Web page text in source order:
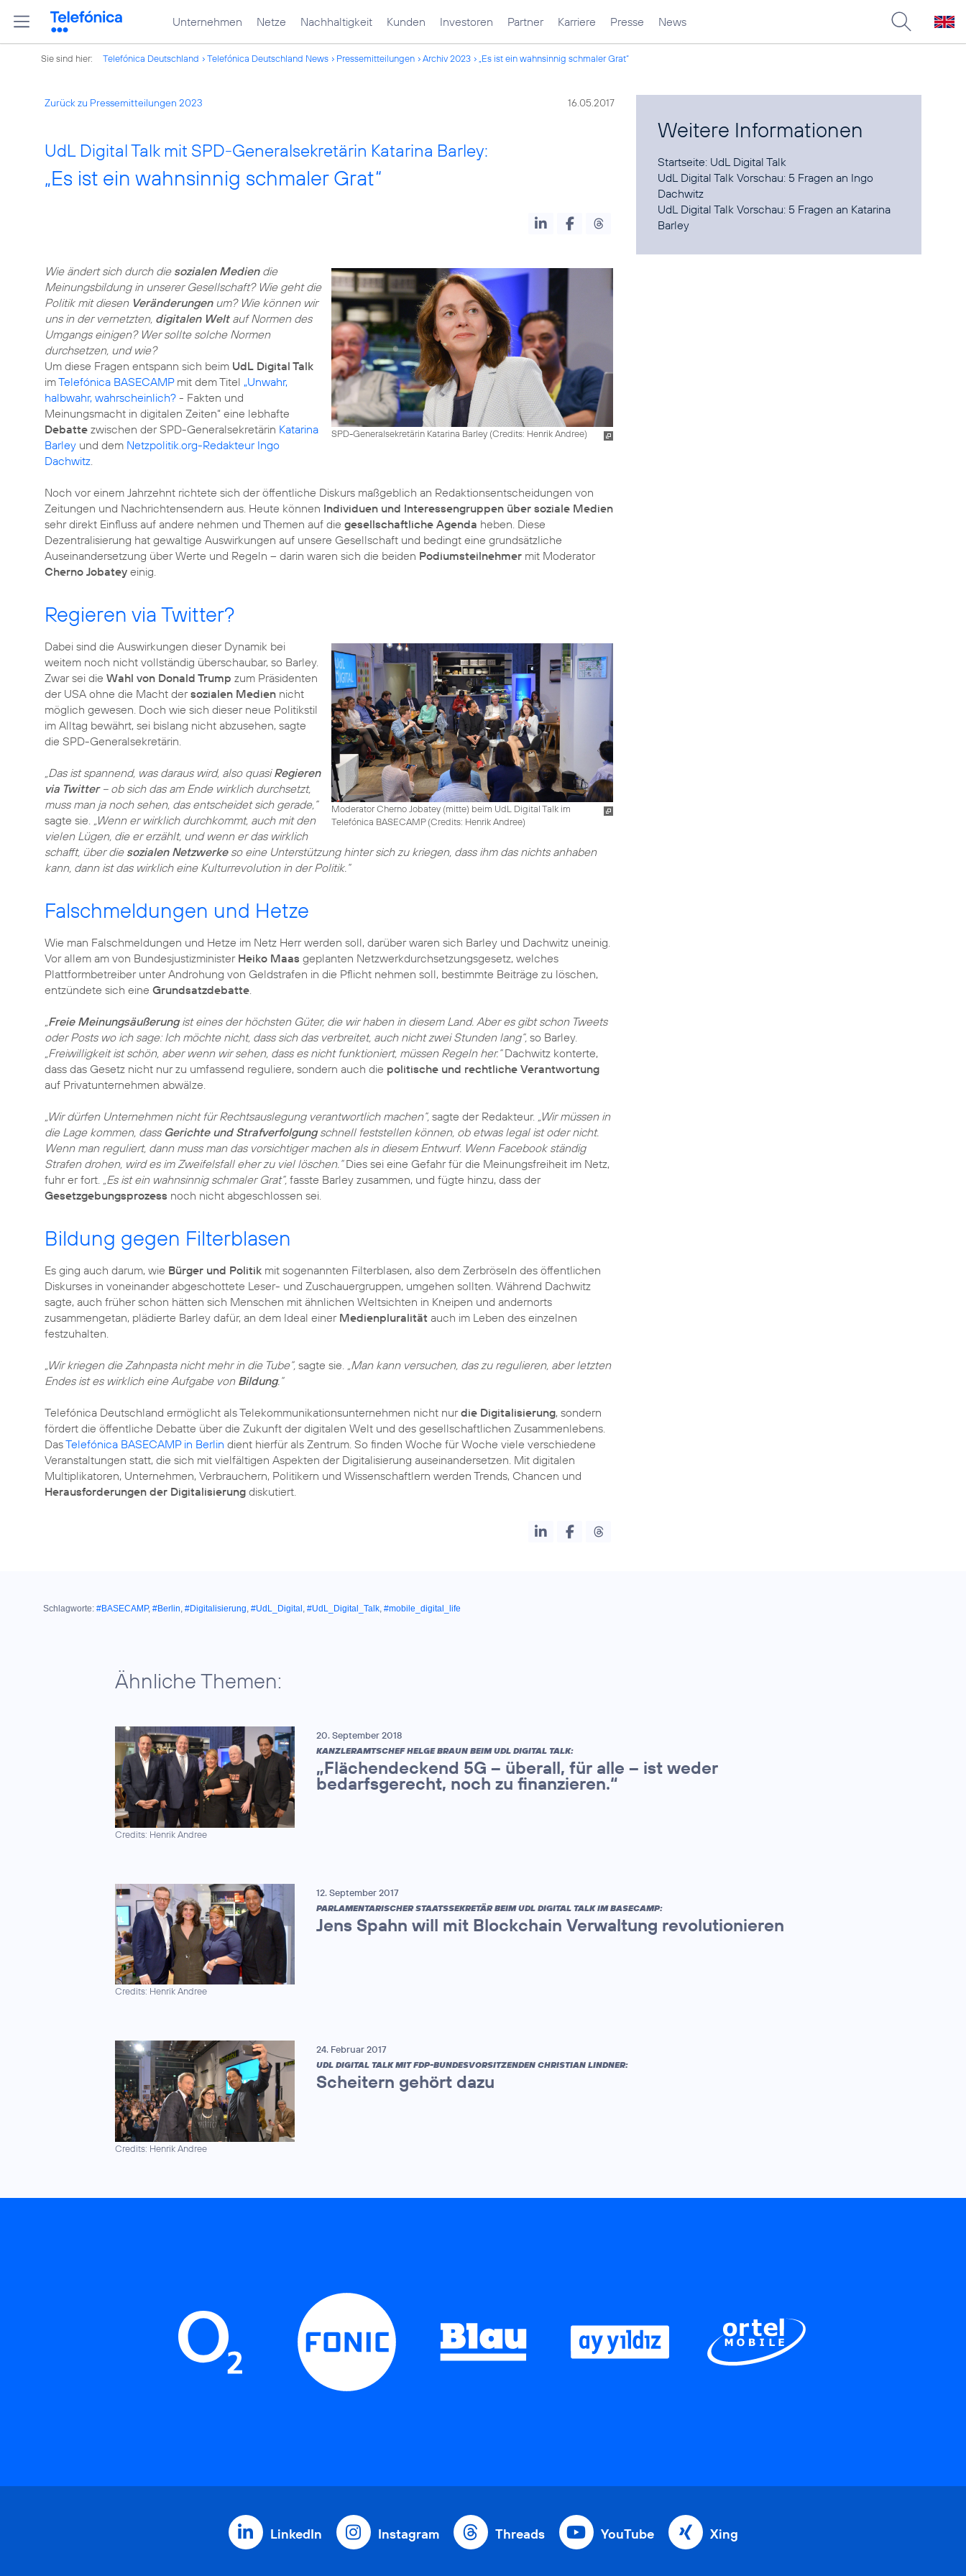
Unternehmen Netze Nachhaltigkeit Kunden Investoren Partner Karriere Presse News
Sie sind hier: Telefónica Deutschland Telefónica Deutschland News Pressemitteilungen Archiv 2023 „Es ist ein wahnsinnig schmaler Grat“
Zurück zu Pressemitteilungen 2023 16.05.2017
UdL Digital Talk mit SPD-Generalsekretärin Katarina Barley:
„Es ist ein wahnsinnig schmaler Grat“
SPD-Generalsekretärin Katarina Barley (Credits: Henrik Andree)
Wie ändert sich durch die sozialen Mediendie
Meinungsbildung in unserer Gesellschaft? Wie geht die
Politik mit diesen Veränderungenum? Wie können wir
uns in der vernetzten, digitalen Weltauf Normen des
Umgangs einigen? Wer sollte solche Normen
durchsetzen, und wie?
Um diese Fragen entspann sich beim UdL Digital Talk
imTelefónica BASECAMPmit dem Titel „Unwahr,
halbwahr, wahrscheinlich? - Fakten und
Meinungsmacht in digitalen Zeiten“ eine lebhafte
Debatte zwischen der SPD-Generalsekretärin Katarina
Barley und dem Netzpolitik.org-Redakteur Ingo
Dachwitz.
Noch vor einem Jahrzehnt richtete sich der öffentliche Diskurs maßgeblich an Redaktionsentscheidungen von
Zeitungen und Nachrichtensendern aus. Heute können Individuen und Interessengruppen über soziale Medien
sehr direkt Einfluss auf andere nehmen und Themen auf die gesellschaftliche Agenda heben. Diese
Dezentralisierung hat gewaltige Auswirkungen auf unsere Gesellschaft und bedingt eine grundsätzliche
Auseinandersetzung über Werte und Regeln – darin waren sich die beiden Podiumsteilnehmer mit Moderator
Cherno Jobatey einig.
Regieren via Twitter?
Moderator Cherno Jobatey (mitte) beim UdL Digital Talk im
Telefónica BASECAMP (Credits: Henrik Andree)
Dabei sind die Auswirkungen dieser Dynamik bei
weitem noch nicht vollständig überschaubar, so Barley.
Zwar sei die Wahl von Donald Trump zum Präsidenten
der USA ohne die Macht dersozialen Medien nicht
möglich gewesen. Doch wie sich dieser neue Politikstil
im Alltag bewährt, sei bislang nicht abzusehen, sagte
die SPD-Generalsekretärin.
„Das ist spannend, was daraus wird, also quasiRegieren
via Twitter− ob sich das am Ende wirklich durchsetzt,
muss man ja noch sehen, das entscheidet sich gerade,“
sagte sie. „Wenn er wirklich durchkommt, auch mit den
vielen Lügen, die er erzählt, und wenn er das wirklich
schafft, über die sozialen Netzwerkeso eine Unterstützung hinter sich zu kriegen, dass ihm das nichts anhaben
kann, dann ist das wirklich eine Kulturrevolution in der Politik.“
Falschmeldungen und Hetze
Wie man Falschmeldungen und Hetze im Netz Herr werden soll, darüber waren sich Barley und Dachwitz uneinig.
Vor allem am von Bundesjustizminister Heiko Maas geplanten Netzwerkdurchsetzungsgesetz, welches
Plattformbetreiber unter Androhung von Geldstrafen in die Pflicht nehmen soll, bestimmte Beiträge zu löschen,
entzündete sich eine Grundsatzdebatte.
„Freie Meinungsäußerungist eines der höchsten Güter, die wir haben in diesem Land. Aber es gibt schon Tweets
oder Posts wo ich sage: Ich möchte nicht, dass sich das verbreitet, auch nicht zwei Stunden lang“, so Barley.
„Freiwilligkeit ist schön, aber wenn wir sehen, dass es nicht funktioniert, müssen Regeln her.“Dachwitz konterte,
dass das Gesetz nicht nur zu umfassend reguliere, sondern auch die politische und rechtliche Verantwortung
auf Privatunternehmen abwälze.
„Wir dürfen Unternehmen nicht für Rechtsauslegung verantwortlich machen“, sagte der Redakteur. „Wir müssen in
die Lage kommen, dass Gerichte und Strafverfolgungschnell feststellen können, ob etwas legal ist oder nicht.
Wenn man reguliert, dann muss man das vorsichtiger machen als in diesem Entwurf. Wenn Facebook ständig
Strafen drohen, wird es im Zweifelsfall eher zu viel löschen.“Dies sei eine Gefahr für die Meinungsfreiheit im Netz,
fuhr er fort. „Es ist ein wahnsinnig schmaler Grat“, fasste Barley zusammen, und fügte hinzu, dass der
Gesetzgebungsprozess noch nicht abgeschlossen sei.
Bildung gegen Filterblasen
Es ging auch darum, wie Bürger und Politik mit sogenannten Filterblasen, also dem Zerbröseln des öffentlichen
Diskurses in voneinander abgeschottete Leser- und Zuschauergruppen, umgehen sollten. Während Dachwitz
sagte, auch früher schon hätten sich Menschen mit ähnlichen Weltsichten in Kneipen und andernorts
zusammengetan, plädierte Barley dafür, an dem Ideal einer Medienpluralität auch im Leben des einzelnen
festzuhalten.
„Wir kriegen die Zahnpasta nicht mehr in die Tube“, sagte sie. „Man kann versuchen, das zu regulieren, aber letzten
Endes ist es wirklich eine Aufgabe von Bildung.“
Telefónica Deutschland ermöglicht als Telekommunikationsunternehmen nicht nurdie Digitalisierung, sondern
fördert die öffentliche Debatte über die Zukunft der digitalen Welt und des gesellschaftlichen Zusammenlebens.
DasTelefónica BASECAMP in Berlin dient hierfür als Zentrum. So finden Woche für Woche viele verschiedene
Veranstaltungen statt, die sich mit vielfältigen Aspekten der Digitalisierung auseinandersetzen. Mit digitalen
Multiplikatoren, Unternehmen, Verbrauchern, Politikern und Wissenschaftlern werden Trends, Chancen und
Herausforderungen der Digitalisierung diskutiert.
Weitere Informationen
Startseite: UdL Digital Talk
UdL Digital Talk Vorschau: 5 Fragen an Ingo
Dachwitz
UdL Digital Talk Vorschau: 5 Fragen an Katarina
Barley
Schlagworte: #BASECAMP, #Berlin, #Digitalisierung, #UdL_Digital , #UdL_Digital_Talk, #mobile_digital_life
Ähnliche Themen:
Credits: Henrik Andree
20. September 2018
KANZLERAMTSCHEF HELGE BRAUN BEIM UDL DIGITAL TALK:
„Flächendeckend 5G – überall, für alle – ist weder
bedarfsgerecht, noch zu finanzieren.“
Credits: Henrik Andree
12. September 2017
PARLAMENTARISCHER STAATSSEKRETÄR BEIM UDL DIGITAL TALK IM BASECAMP:
Jens Spahn will mit Blockchain Verwaltung revolutionieren
Credits: Henrik Andree
24. Februar 2017
UDL DIGITAL TALK MIT FDP-BUNDESVORSITZENDEN CHRISTIAN LINDNER:
Scheitern gehört dazu
LinkedIn Instagram Threads YouTube Xing